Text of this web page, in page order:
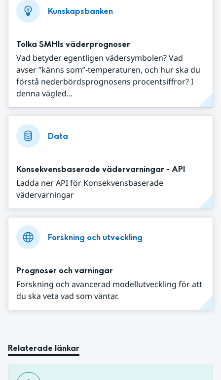
Kunskapsbanken
Tolka SMHIs väderprognoser
Vad betyder egentligen vädersymbolen? Vad
avser ”känns som”-temperaturen, och hur ska du
förstå nederbördsprognosens procentsiffror? I
denna vägled...
Data
Konsekvensbaserade vädervarningar - API
Ladda ner API för Konsekvensbaserade
vädervarningar
Forskning och utveckling
Prognoser och varningar
Forskning och avancerad modellutveckling för att
du ska veta vad som väntar.
Relaterade länkar